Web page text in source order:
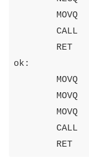
MOVQ
CALL
RET
ok :
MOVQ
MOVQ
MOVQ
CALL
RET